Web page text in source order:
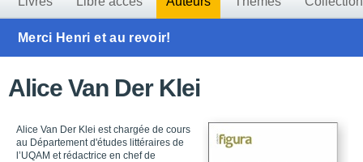
Merci Henri et au revoir!
Alice Van Der Klei
Alice Van Der Klei est chargée de cours
au Département d'études littéraires de
l’UQAM et rédactrice en chef de